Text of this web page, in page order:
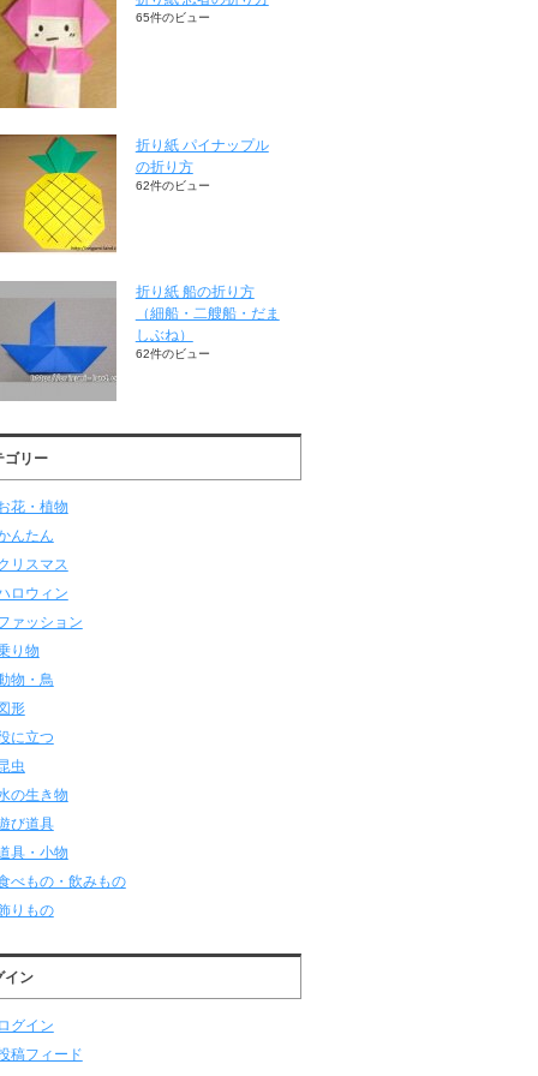
65件のビュー
折り紙 パイナップル
の折り方
62件のビュー
折り紙 船の折り方
（細船・二艘船・だま
しぶね）
62件のビュー
ゴリー
花・植物
んたん
リスマス
ロウィン
ァッション
り物
物・鳥
形
に立つ
虫
の生き物
び道具
具・小物
べもの・飲みもの
りもの
イン
グイン
稿フィード